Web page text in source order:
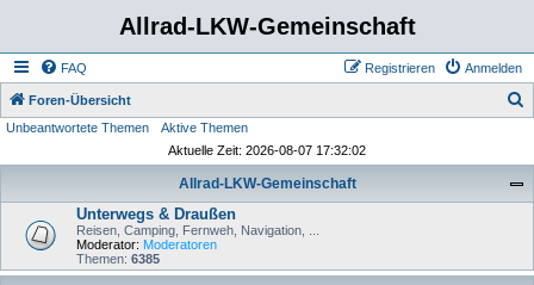
Allrad-LKW-Gemeinschaft
FAQ Anmelden
Registrieren
Foren-Übersicht
Unbeantwortete Themen
Aktive Themen
Aktuelle Zeit: 2026-08-07 17:32:02
Allrad-LKW-Gemeinschaft
Unterwegs & Draußen
Reisen, Camping, Fernweh, Navigation, ...
Moderator: Moderatoren
Themen: 6385